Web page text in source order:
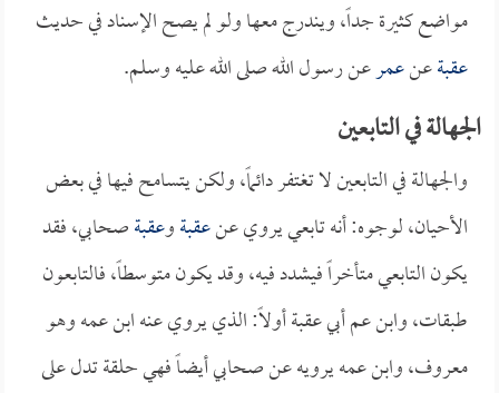
مواضع كثيرة جداً، ويندرج معها ولو لم يصح الإسناد في حديث
عقبةعنعمرعن رسول الله صلى الله عليه وسلم.
الجهالة في التابعين
والجهالة في التابعين لا تغتفر دائماً، ولكن يتسامح فيها في بعض
الأحيان، لوجوه: أنه تابعي يروي عنعقبةوعقبةصحابي، فقد
يكون التابعي متأخراً فيشدد فيه، وقد يكون متوسطاً، فالتابعون
طبقات، وابن عم أبي عقبة أولاً: الذي يروي عنه ابن عمه وهو
معروف، وابن عمه يرويه عن صحابي أيضاً فهي حلقة تدل على